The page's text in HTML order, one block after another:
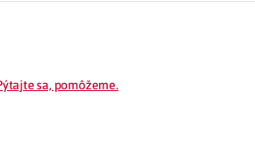
sa, pomôžeme.